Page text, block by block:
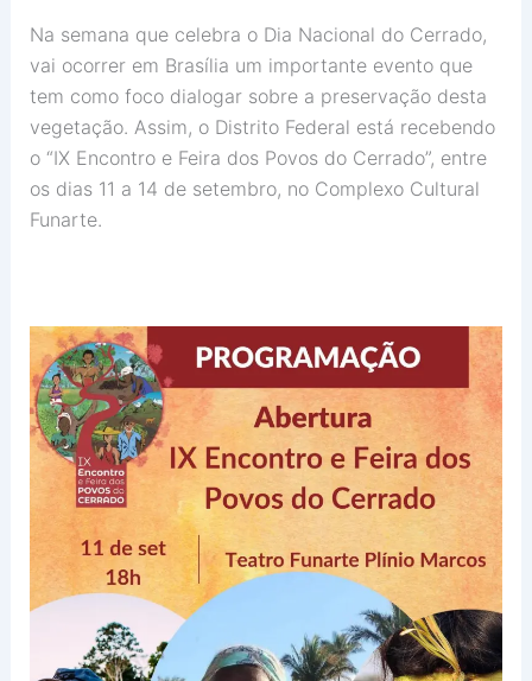
Na semana que celebra o Dia Nacional do Cerrado,
vai ocorrer em Brasília um importante evento que
tem como foco dialogar sobre a preservação desta
vegetação. Assim, o Distrito Federal está recebendo
o “IX Encontro e Feira dos Povos do Cerrado”, entre
os dias 11 a 14 de setembro, no Complexo Cultural
Funarte.